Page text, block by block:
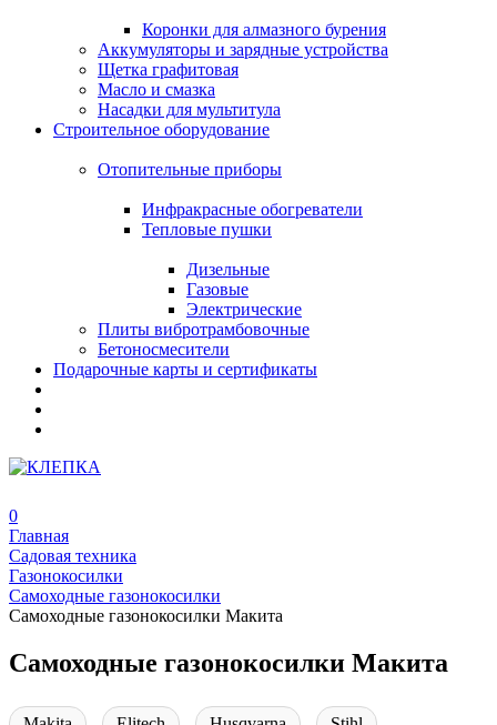
Коронки для алмазного бурения
Аккумуляторы и зарядные устройства
Щетка графитовая
Масло и смазка
Насадки для мультитула
Строительное оборудование
Отопительные приборы
Инфракрасные обогреватели
Тепловые пушки
Дизельные
Газовые
Электрические
Плиты вибротрамбовочные
Бетоносмесители
Подарочные карты и сертификаты
0
Главная
Садовая техника
Газонокосилки
Самоходные газонокосилки
Самоходные газонокосилки Макита
Самоходные газонокосилки Макита